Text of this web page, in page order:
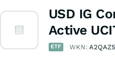
USD IG
Active
ETF WKN:A2QAZ5